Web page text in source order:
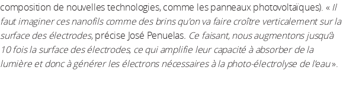
composition de nouvelles technologies, comme les panneaux photovoltaïques). « Il
faut imaginer ces nanofils comme des brins qu'on va faire croître verticalement sur la
surface des électrodes, précise José Penuelas. Ce faisant, nous augmentons jusqu’à
10 fois la surface des électrodes, ce qui amplifie leur capacité à absorber de la
lumière et donc à générer les électrons nécessaires à la photo-électrolyse de l’eau».